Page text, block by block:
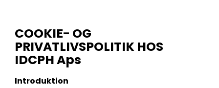
COOKIE- OG
PRIVATLIVSPOLITIK HOS
IDCPH Aps
Introduktion